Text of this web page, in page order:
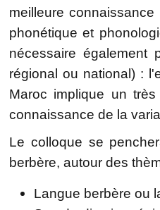
meilleure
phonétique et
nécessaire également
régional ou national) :
Maroc implique un
connaissance de la
Le colloque se
berbère, autour des
Langue berbère ou